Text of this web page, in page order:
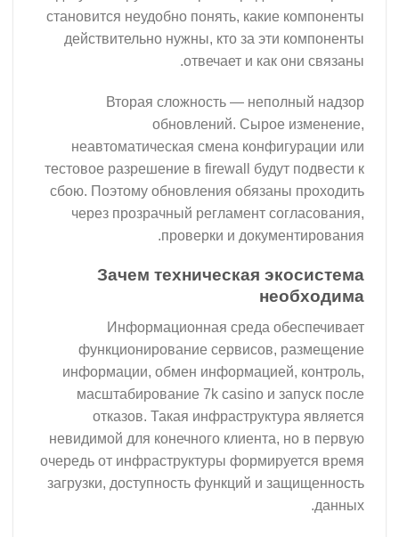
становится неудобно понять, какие компоненты
действительно нужны, кто за эти компоненты
отвечает и как они связаны.
Вторая сложность — неполный надзор
обновлений. Сырое изменение,
неавтоматическая смена конфигурации или
тестовое разрешение в firewall будут подвести к
сбою. Поэтому обновления обязаны проходить
через прозрачный регламент согласования,
проверки и документирования.
Зачем техническая экосистема
необходима
Информационная среда обеспечивает
функционирование сервисов, размещение
информации, обмен информацией, контроль,
масштабирование 7k casino и запуск после
отказов. Такая инфраструктура является
невидимой для конечного клиента, но в первую
очередь от инфраструктуры формируется время
загрузки, доступность функций и защищенность
данных.